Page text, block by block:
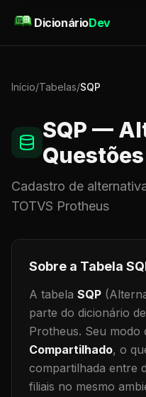
DicionárioDev
Início/Tabelas/SQP
SQP —
Questões
Cadastro de
TOTVS Protheus
Sobre a Tabela
A tabela SQP
parte do dicionário
Protheus. Seu modo
Compartilhado, o
compartilhada entre
filiais no mesmo